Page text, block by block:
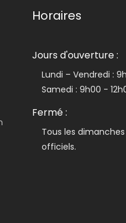
Horaires
Jours d'ouverture :
Lundi – Vendredi :
Samedi : 9h00 -
Fermé :
Tous les
officiels.